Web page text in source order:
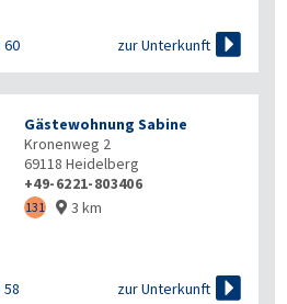
60 zur Unterkunft 
Gästewohnung Sabine
Kronenweg 2
69118 Heidelberg
+49-6221-803406
131  3 km
58 zur Unterkunft 